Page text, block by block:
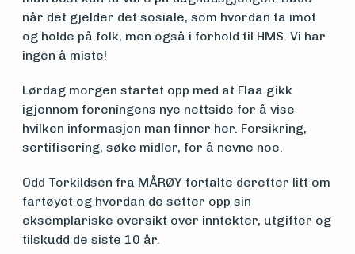
Medlemsfartøy
Søk
om
midler
Vern,
vedlikehold
når det gjelder det sosiale, som hvordan ta imot
og holde på folk, men også i forhold til HMS. Vi har
ingen å miste!
Lørdag morgen startet opp med at Flaa gikk
igjennom foreningens nye nettside for å vise
hvilken informasjon man finner her. Forsikring,
sertifisering, søke midler, for å nevne noe.
Odd Torkildsen fra MÅRØY fortalte deretter litt om
fartøyet og hvordan de setter opp sin
eksemplariske oversikt over inntekter, utgifter og
tilskudd de siste 10 år.